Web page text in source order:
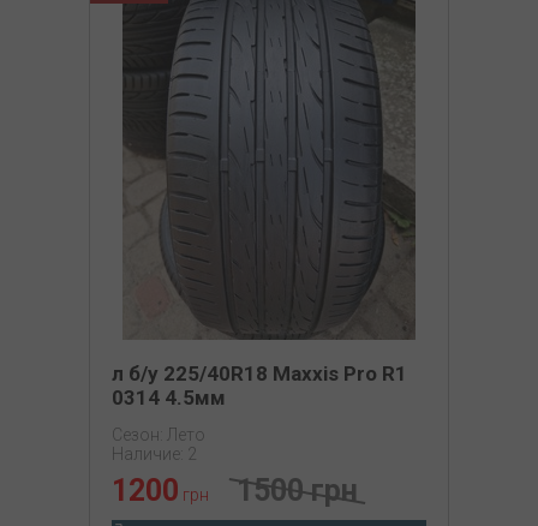
л б/у 225/40R18 Maxxis Pro R1
0314 4.5мм
Сезон: Лето
Наличие: 2
1200 грн 1500 грн